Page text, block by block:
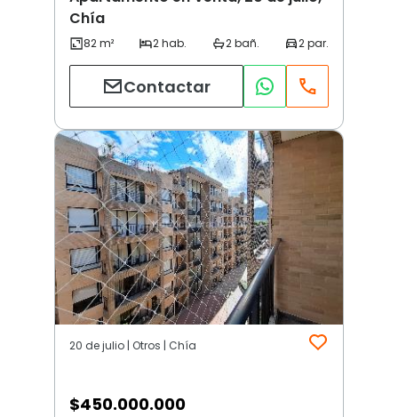
Chía
Contactar
20 de julio | Otros | Chía
$450.000.000